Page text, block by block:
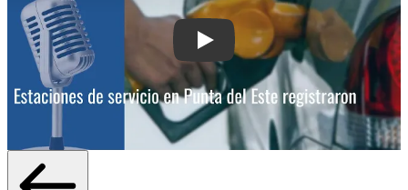
Play: Estaciones de servicio en